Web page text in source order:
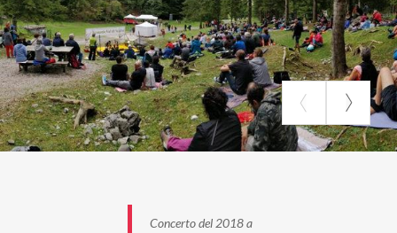
Concerto del 2018 a